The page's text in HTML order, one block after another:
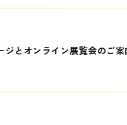
とオンライン展覧会のご案